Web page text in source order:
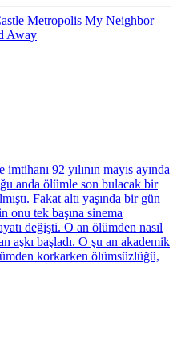
Metropolis My Neighbor
Away
92 yılının mayıs ayında
anda ölümle son bulacak bir
Fakat altı yaşında bir gün
onu tek başına sinema
değişti. O an ölümden nasıl
aşkı başladı. O şu an akademik
korkarken ölümsüzlüğü,